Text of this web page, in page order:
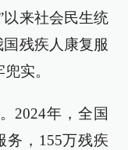
以来社会民生统
残疾人康复服
实。
2024年，全国
务，155万残疾